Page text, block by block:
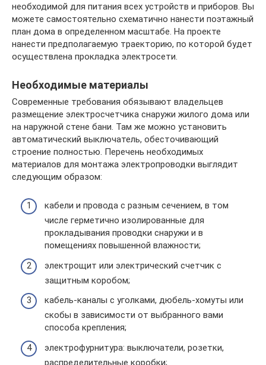
необходимой для питания всех устройств и приборов. Вы
можете самостоятельно схематично нанести поэтажный
план дома в определенном масштабе. На проекте
нанести предполагаемую траекторию, по которой будет
осуществлена прокладка электросети.
Необходимые материалы
Современные требования обязывают владельцев
размещение электросчетчика снаружи жилого дома или
на наружной стене бани. Там же можно установить
автоматический выключатель, обесточивающий
строение полностью. Перечень необходимых
материалов для монтажа электропроводки выглядит
следующим образом:
кабели и провода с разным сечением, в том
числе герметично изолированные для
прокладывания проводки снаружи и в
помещениях повышенной влажности;
электрощит или электрический счетчик с
защитным коробом;
кабель-каналы с уголками, дюбель-хомуты или
скобы в зависимости от выбранного вами
способа крепления;
электрофурнитура: выключатели, розетки,
распределительные коробки;